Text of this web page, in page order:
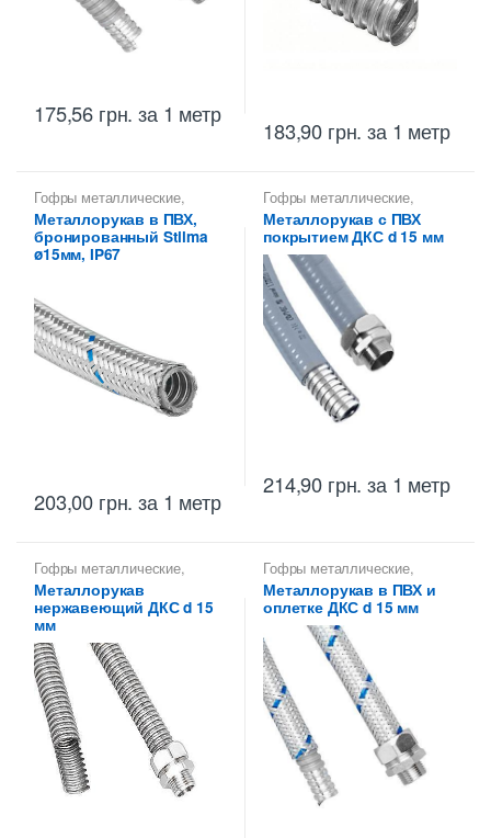
175,56 грн. за 1 метр
183,90 грн. за 1 метр
Гофры металлические,
Металлорукава 15 мм,
Металлорукава для защиты
кабеля,Металлорукава
оцинкованные
Металлорукав в ПВХ,
бронированный Stilma
ø15мм, IP67
203,00 грн. за 1 метр
Гофры металлические,
Металлорукава 15 мм,
Металлорукава для защиты
кабеля,Металлорукава
оцинкованные
Металлорукав с ПВХ
покрытием ДКС d 15 мм
214,90 грн. за 1 метр
Гофры металлические,
Металлорукава 15 мм ,
Металлорукава для защиты
кабеля,Металлорукава
нержавеющие
Металлорукав
нержавеющий ДКС d 15
мм
Гофры металлические,
Металлорукава 15 мм,
Металлорукава для защиты
кабеля,Металлорукава
оцинкованные
Металлорукав в ПВХ и
оплетке ДКС d 15 мм